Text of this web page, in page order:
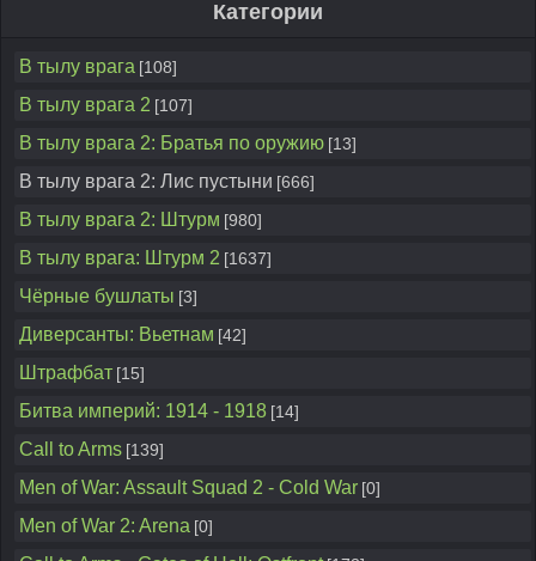
Категории
В тылу врага [108]
В тылу врага 2 [107]
В тылу врага 2: Братья по оружию [13]
В тылу врага 2: Лис пустыни [666]
В тылу врага 2: Штурм [980]
В тылу врага: Штурм 2 [1637]
Чёрные бушлаты [3]
Диверсанты: Вьетнам [42]
Штрафбат [15]
Битва империй: 1914 - 1918 [14]
Call to Arms [139]
Men of War: Assault Squad 2 - Cold War [0]
Men of War 2: Arena [0]